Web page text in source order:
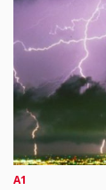
A1